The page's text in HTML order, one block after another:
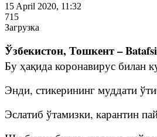
15 April 2020, 11:32
715
Загрузка
Ўзбекистон, Тошкент –
Бу ҳақида коронавирус билан
Энди, стикерининг муддати
Эслатиб ўтамизки, карантин